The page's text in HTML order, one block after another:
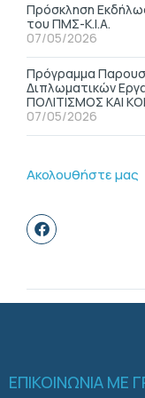
Πρόσκληση
του ΠΜΣ-Κ.Ι.Α.
07/05/2026
Πρόγραμμα
Διπλωματικών
ΠΟΛΙΤΙΣΜΟΣ ΚΑΙ
07/05/2026
Ακολουθήστε μας
ΕΠΙΚΟΙΝΩΝΙΑ ΜΕ